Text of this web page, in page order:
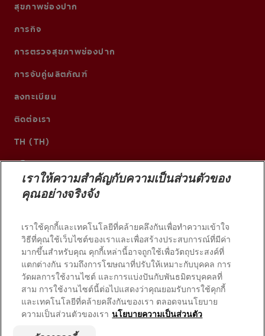
สุขภาพช่องปาก
ภารกิจ
การตรวจสุขภาพช่องปาก
การจับคู่ผลิตภัณฑ์
ลงทะเบียน
ติดต่อเรา
TH (TH)
© 2026 บริษัท คอลเกต-ปาล์มโอลีฟ สงวนลิขสิทธิ์
เงื่อนไขการใช้งาน
เราให้ความสำคัญกับความเป็นส่วนตัวของ
คุณอย่างจริงจัง
เราใช้คุกกี้และเทคโนโลยีที่คล้ายคลึงกันเพื่อทำความเข้าใจ
วิธีที่คุณใช้เว็บไซต์ของเราและเพื่อสร้างประสบการณ์ที่มีค่า
มากขึ้นสำหรับคุณ คุกกี้เหล่านี้อาจถูกใช้เพื่อวัตถุประสงค์ที่
แตกต่างกัน รวมถึงการโฆษณาที่ปรับให้เหมาะกับบุคคล การ
วัดผลการใช้งานไซต์ และการแบ่งปันกับพันธมิตรบุคคลที่
สาม การใช้งานไซต์นี้ต่อไปแสดงว่าคุณยอมรับการใช้คุกกี้
และเทคโนโลยีที่คล้ายคลึงกันของเรา ตลอดจนนโยบาย
ความเป็นส่วนตัวของเรา นโยบายความเป็นส่วนตัว